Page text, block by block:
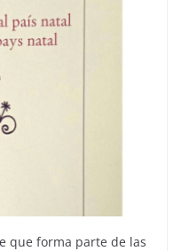
que forma parte de las